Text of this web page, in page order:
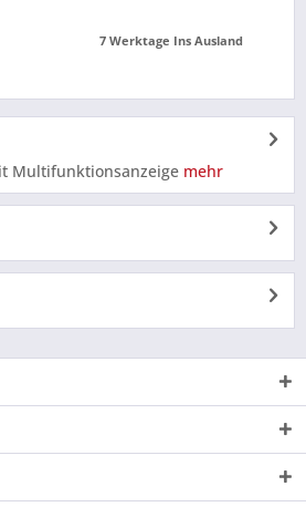
7 Werktage Ins Ausland
Multifunktionsanzeige mehr